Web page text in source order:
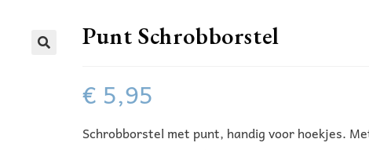
Punt Schrobborstel
€ 5,95
Schrobborstel met punt, handig voor hoekjes.